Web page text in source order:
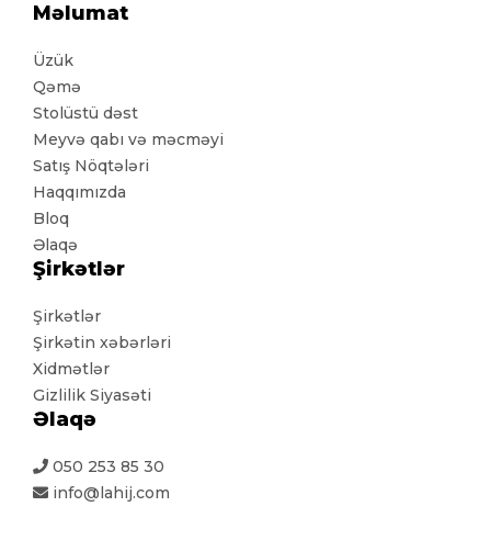
Məlumat
Üzük
Qəmə
Stolüstü dəst
Meyvə qabı və məcməyi
Satış Nöqtələri
Haqqımızda
Bloq
Əlaqə
Şirkətlər
Şirkətlər
Şirkətin xəbərləri
Xidmətlər
Gizlilik Siyasəti
Əlaqə
050 253 85 30
info@lahij.com